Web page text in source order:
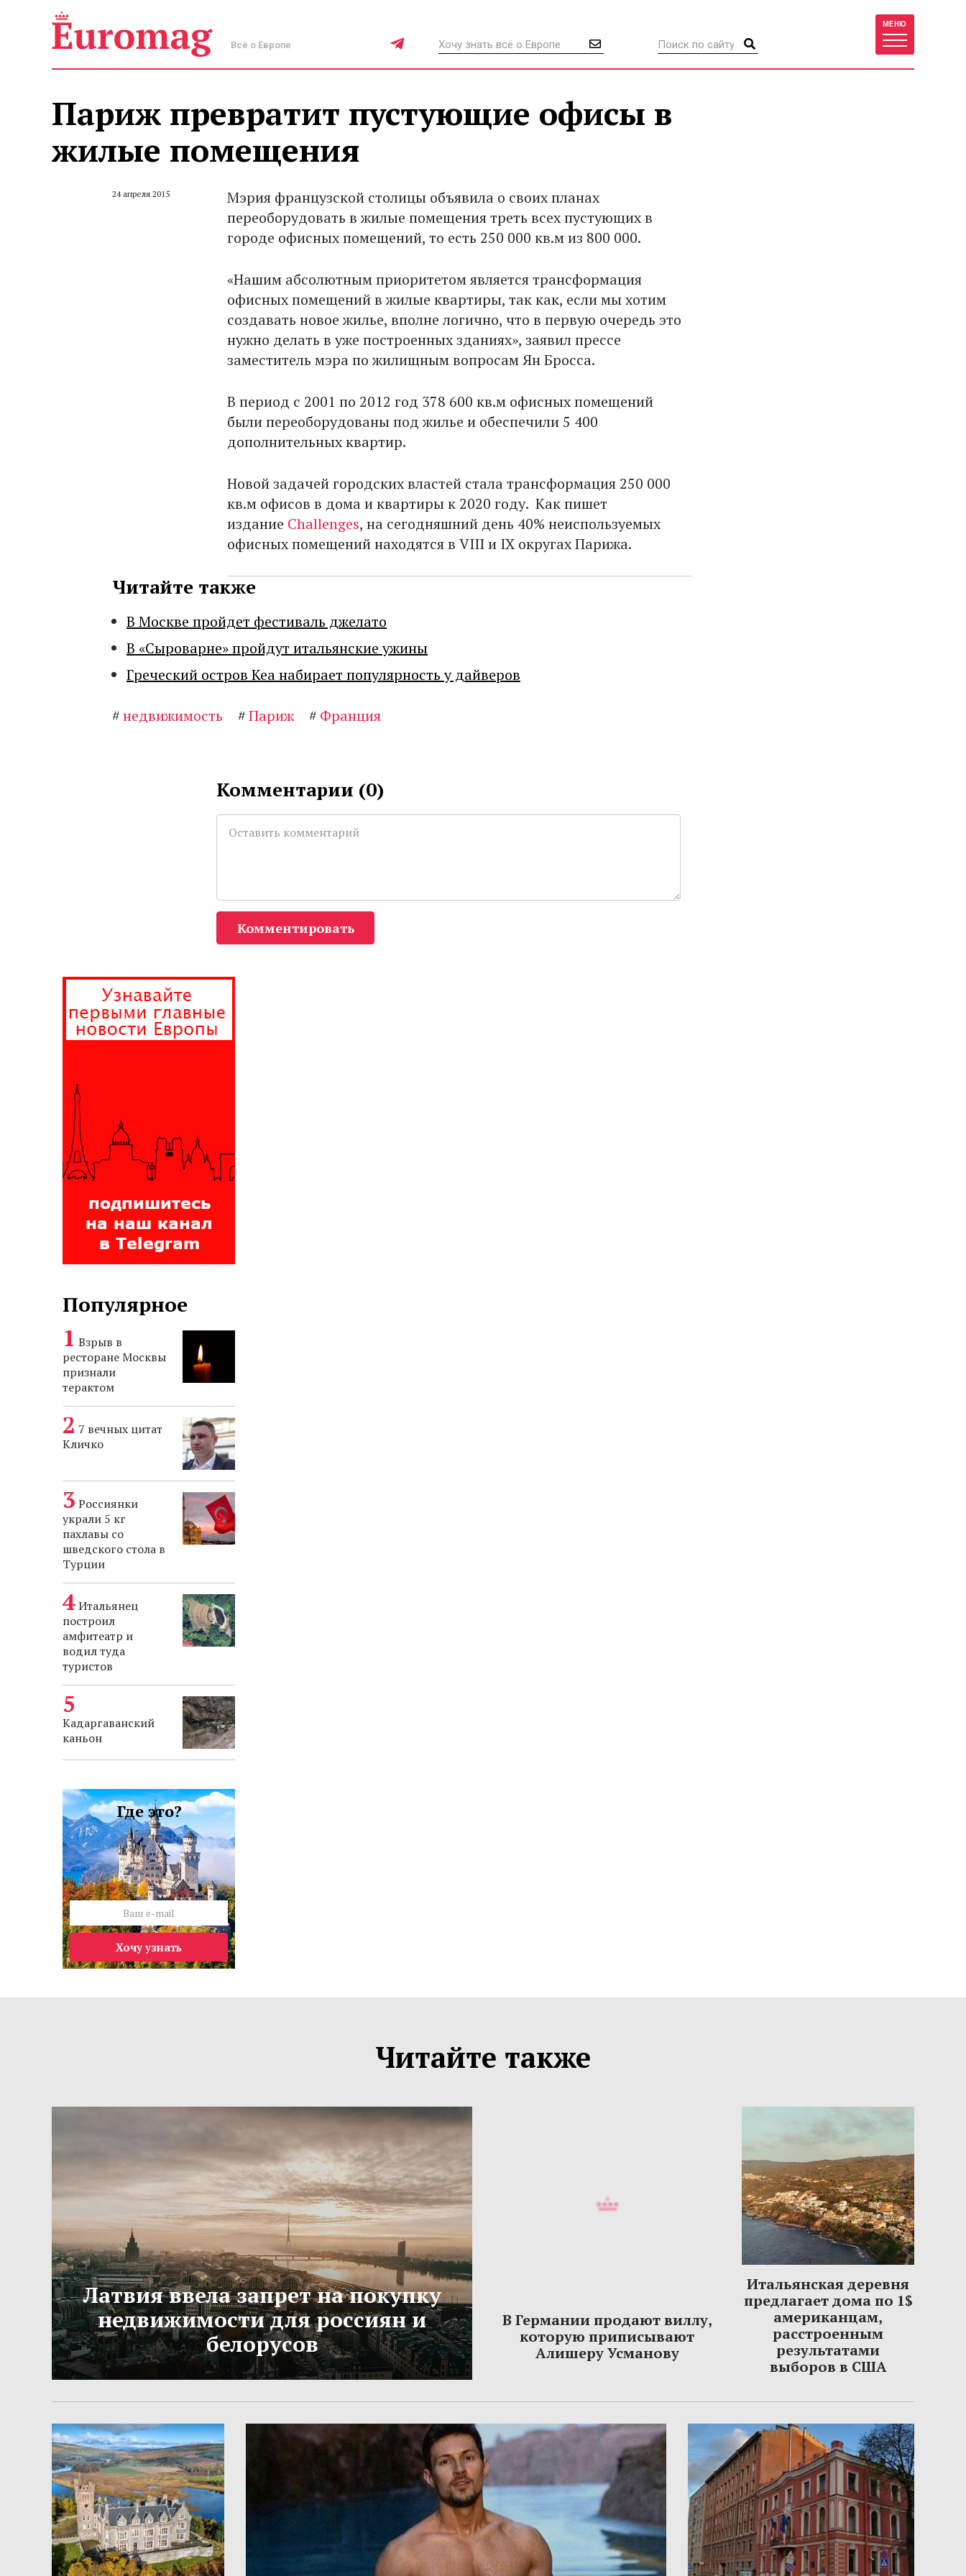
Всё о Европе
МЕНЮ
Париж превратит пустующие офисы в
жилые помещения
24 апреля 2015
Мэрия французской столицы объявила о своих планах
переоборудовать в жилые помещения треть всех пустующих в
городе офисных помещений, то есть 250 000 кв.м из 800 000.
«Нашим абсолютным приоритетом является трансформация
офисных помещений в жилые квартиры, так как, если мы хотим
создавать новое жилье, вполне логично, что в первую очередь это
нужно делать в уже построенных зданиях», заявил прессе
заместитель мэра по жилищным вопросам Ян Бросса.
В период с 2001 по 2012 год 378 600 кв.м офисных помещений
были переоборудованы под жилье и обеспечили 5 400
дополнительных квартир.
Новой задачей городских властей стала трансформация 250 000
кв.м офисов в дома и квартиры к 2020 году. Как пишет
издание Challenges, на сегодняшний день 40% неиспользуемых
офисных помещений находятся в VIII и IX округах Парижа.
Читайте также
В Москве пройдет фестиваль джелато
В «Сыроварне» пройдут итальянские ужины
Греческий остров Кеа набирает популярность у дайверов
#недвижимость #Париж # Франция
Комментарии (0)
Комментировать
Популярное
Взрыв в
ресторане Москвы
признали
терактом
7 вечных цитат
Кличко
Россиянки
украли 5 кг
пахлавы со
шведского стола в
Турции
Итальянец
построил
амфитеатр и
водил туда
туристов
Кадаргаванский
каньон
Где это?
Хочу узнать
Читайте также
Латвия ввела запрет на покупку
недвижимости для россиян и
белорусов
В Германии продают виллу,
которую приписывают
Алишеру Усманову
Итальянская деревня
предлагает дома по 1$
американцам,
расстроенным
результатами
выборов в США